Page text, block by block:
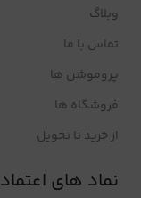
وبلاگ
تماس با ما
پروموشن ها
فروشگاه ها
از خرید تا تحویل
نماد های اعتماد